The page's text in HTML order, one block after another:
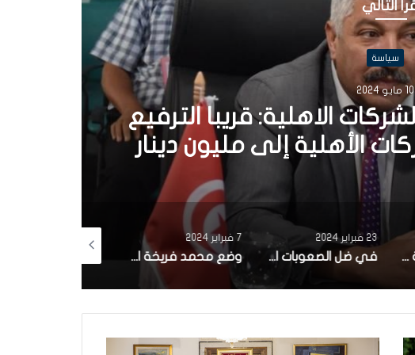
التالي
سياسة
10 مايو 2024
الاهلية: قريبا الترفيع
الأهلية إلى مليون دينار
صنعت شركة ناشئة تونسية.. بلدية سوسة تنطلق في تجربة ‘zigofiltre’
23 فبراير 2024
في ضل الصعوبات الاقتصادية : تاخر كبير في الاعلان عن تركيبة الهيئة الوطنية للصلح الجزائي وانطلاق اشغالها
7 فبراير 2024
وضع محمد فريخة الصحي صعب ونقله الي المستشفى